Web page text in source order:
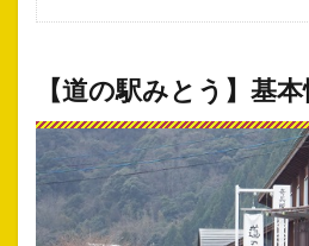
【道の駅みとう】基